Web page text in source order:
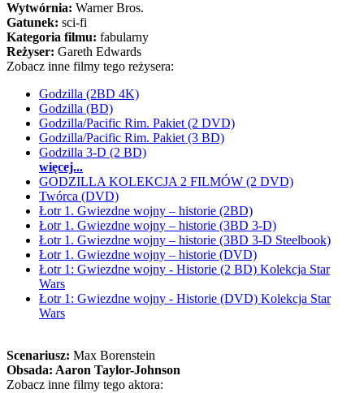
Wytwórnia: Warner Bros.
Gatunek: sci-fi
Kategoria filmu: fabularny
Reżyser: Gareth Edwards
Zobacz inne filmy tego reżysera:
Godzilla (2BD 4K)
Godzilla (BD)
Godzilla/Pacific Rim. Pakiet (2 DVD)
Godzilla/Pacific Rim. Pakiet (3 BD)
Godzilla 3-D (2 BD)
więcej...
GODZILLA KOLEKCJA 2 FILMÓW (2 DVD)
Twórca (DVD)
Łotr 1. Gwiezdne wojny – historie (2BD)
Łotr 1. Gwiezdne wojny – historie (3BD 3-D)
Łotr 1. Gwiezdne wojny – historie (3BD 3-D Steelbook)
Łotr 1. Gwiezdne wojny – historie (DVD)
Łotr 1: Gwiezdne wojny - Historie (2 BD) Kolekcja Star
Wars
Łotr 1: Gwiezdne wojny - Historie (DVD) Kolekcja Star
Wars
Scenariusz: Max Borenstein
Obsada: Aaron Taylor-Johnson
Zobacz inne filmy tego aktora: